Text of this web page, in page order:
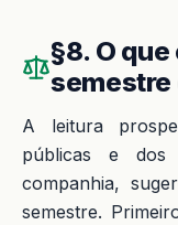
§8. O
semestre
A leitura
públicas e dos
companhia,
semestre.